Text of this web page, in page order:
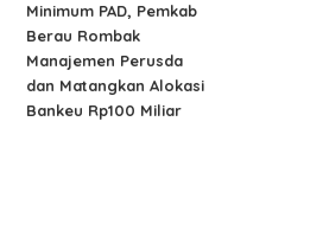
Minimum PAD, Pemkab
Berau Rombak
Manajemen Perusda
dan Matangkan Alokasi
Bankeu Rp100 Miliar